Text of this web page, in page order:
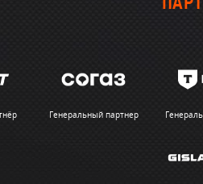
Генеральный партнер